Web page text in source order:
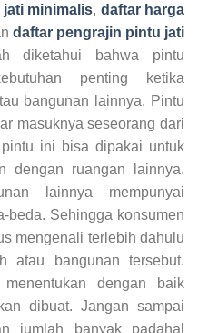
minimalis, daftar harga
daftar pengrajin pintu jati
diketahui bahwa pintu
penting ketika
bangunan lainnya. Pintu
masuknya seseorang dari
ini bisa dipakai untuk
dengan ruangan lainnya.
lainnya mempunyai
beda. Sehingga konsumen
mengenali terlebih dahulu
atau bangunan tersebut.
dengan baik
dibuat. Jangan sampai
jumlah banyak padahal